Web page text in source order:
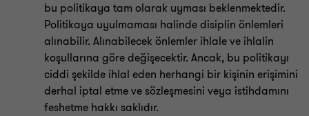
bu politikaya tam olarak uyması beklenmektedir.
Politikaya uyulmaması halinde disiplin önlemleri
alınabilir. Alınabilecek önlemler ihlale ve ihlalin
koşullarına göre değişecektir. Ancak, bu politikayı
ciddi şekilde ihlal eden herhangi bir kişinin erişimini
derhal iptal etme ve sözleşmesini veya istihdamını
feshetme hakkı saklıdır.